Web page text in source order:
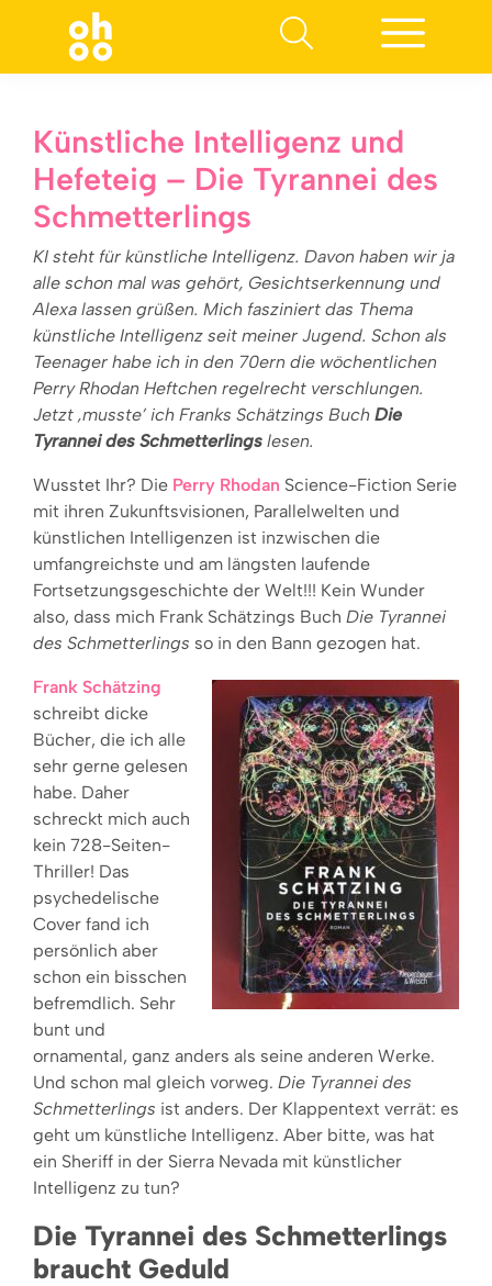
Künstliche Intelligenz und
Hefeteig – Die Tyrannei des
Schmetterlings
KI steht für künstliche Intelligenz. Davon haben wir ja
alle schon mal was gehört, Gesichtserkennung und
Alexa lassen grüßen. Mich fasziniert das Thema
künstliche Intelligenz seit meiner Jugend. Schon als
Teenager habe ich in den 70ern die wöchentlichen
Perry Rhodan Heftchen regelrecht verschlungen.
Jetzt ‚musste’ ich Franks Schätzings Buch Die
Tyrannei des Schmetterlings lesen.
Wusstet Ihr? Die Perry Rhodan Science-Fiction Serie
mit ihren Zukunftsvisionen, Parallelwelten und
künstlichen Intelligenzen ist inzwischen die
umfangreichste und am längsten laufende
Fortsetzungsgeschichte der Welt!!! Kein Wunder
also, dass mich Frank Schätzings Buch Die Tyrannei
des Schmetterlings so in den Bann gezogen hat.
Frank Schätzing
schreibt dicke
Bücher, die ich alle
sehr gerne gelesen
habe. Daher
schreckt mich auch
kein 728-Seiten-
Thriller! Das
psychedelische
Cover fand ich
persönlich aber
schon ein bisschen
befremdlich. Sehr
bunt und
ornamental, ganz anders als seine anderen Werke.
Und schon mal gleich vorweg. Die Tyrannei des
Schmetterlings ist anders. Der Klappentext verrät: es
geht um künstliche Intelligenz. Aber bitte, was hat
ein Sheriff in der Sierra Nevada mit künstlicher
Intelligenz zu tun?
Die Tyrannei des Schmetterlings
braucht Geduld